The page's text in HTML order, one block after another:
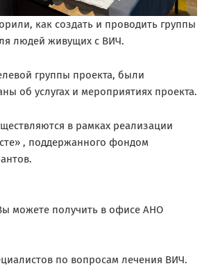
как создать и проводить группы
людей живущих с ВИЧ.
группы проекта, были
об услугах и мероприятиях проекта.
в рамках реализации
, поддержанного фондом
можете получить в офисе АНО
по вопросам лечения ВИЧ.